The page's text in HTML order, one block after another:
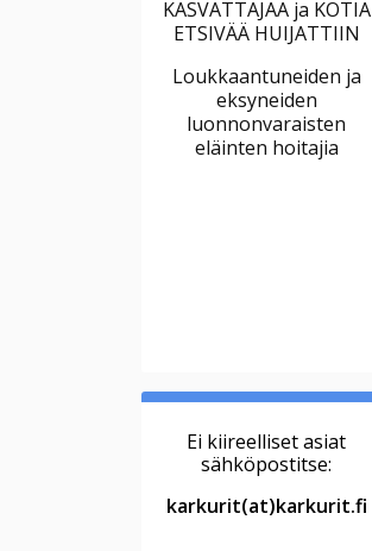
KASVATTAJAA ja KOTIA
ETSIVÄÄ HUIJATTIIN
Loukkaantuneiden ja
eksyneiden
luonnonvaraisten
eläinten hoitajia
Ei kiireelliset asiat
sähköpostitse:
karkurit(at)karkurit.fi